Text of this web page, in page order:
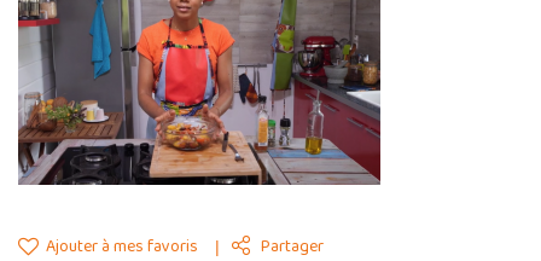
Ajouter à mes favoris Partager